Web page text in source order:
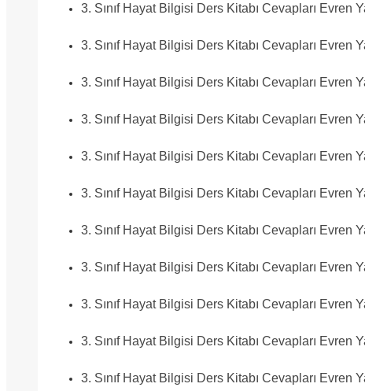
3. Sınıf Hayat Bilgisi Ders Kitabı Cevapları Evren
3. Sınıf Hayat Bilgisi Ders Kitabı Cevapları Evren
3. Sınıf Hayat Bilgisi Ders Kitabı Cevapları Evren
3. Sınıf Hayat Bilgisi Ders Kitabı Cevapları Evren
3. Sınıf Hayat Bilgisi Ders Kitabı Cevapları Evren
3. Sınıf Hayat Bilgisi Ders Kitabı Cevapları Evren
3. Sınıf Hayat Bilgisi Ders Kitabı Cevapları Evren
3. Sınıf Hayat Bilgisi Ders Kitabı Cevapları Evren
3. Sınıf Hayat Bilgisi Ders Kitabı Cevapları Evren
3. Sınıf Hayat Bilgisi Ders Kitabı Cevapları Evren
3. Sınıf Hayat Bilgisi Ders Kitabı Cevapları Evren